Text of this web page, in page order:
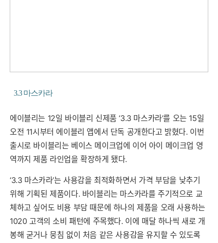
3.3 마스카라
에이블리는 12일 바이블리 신제품 ‘3.3 마스카라’를 오는 15일
오전 11시부터 에이블리 앱에서 단독 공개한다고 밝혔다. 이번
출시로 바이블리는 베이스 메이크업에 이어 아이 메이크업 영
역까지 제품 라인업을 확장하게 됐다.
‘3.3 마스카라’는 사용감을 최적화하면서 가격 부담을 낮추기
위해 기획된 제품이다. 바이블리는 마스카라를 주기적으로 교
체하고 싶어도 비용 부담 때문에 하나의 제품을 오래 사용하는
1020 고객의 소비 패턴에 주목했다. 이에 매달 하나씩 새로 개
봉해 굳거나 뭉침 없이 처음 같은 사용감을 유지할 수 있도록